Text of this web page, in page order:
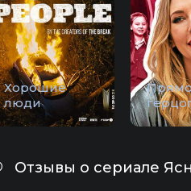
Хорошие
люди
Прямо
Отзывы о сериале